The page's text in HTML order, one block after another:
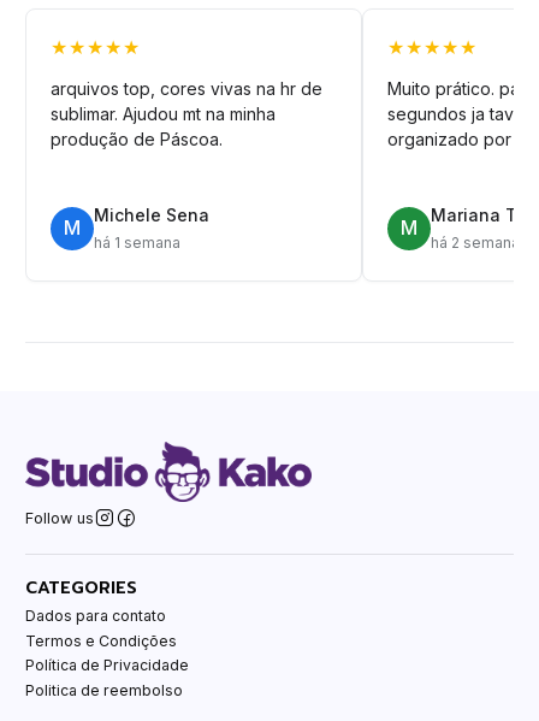
★★★★★
arquivos top, cores vivas na hr de
sublimar. Ajudou mt na minha
produção de Páscoa.
M
Michele Sena
há 1 semana
★★★★★
Muito prático.
segundos ja tava
organizado por
M
Mariana T.
há 2 semanas
Follow us
CATEGORIES
Dados para contato
Termos e Condições
Política de Privacidade
Politica de reembolso